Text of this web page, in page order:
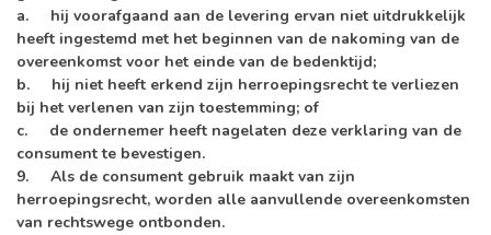
a. hij voorafgaand aan de levering ervan niet uitdrukkelijk
heeft ingestemd met het beginnen van de nakoming van de
overeenkomst voor het einde van de bedenktijd;
b. hij niet heeft erkend zijn herroepingsrecht te verliezen
bij het verlenen van zijn toestemming; of
c. de ondernemer heeft nagelaten deze verklaring van de
consument te bevestigen.
9. Als de consument gebruik maakt van zijn
herroepingsrecht, worden alle aanvullende overeenkomsten
van rechtswege ontbonden.